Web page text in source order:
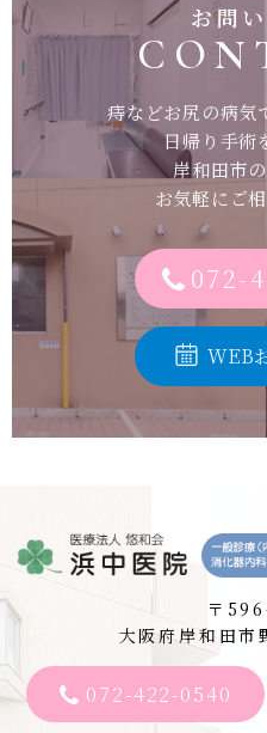
お問
痔などお尻の病気
日帰り手術
岸和田市
お気軽にご
072-
WEB
〒
大阪府岸和田市
072-422-0540